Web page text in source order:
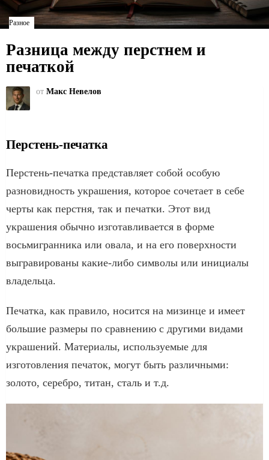
Разное
Разница между перстнем и
печаткой
от Макс Невелов
Перстень-печатка
Перстень-печатка представляет собой особую
разновидность украшения, которое сочетает в себе
черты как перстня, так и печатки. Этот вид
украшения обычно изготавливается в форме
восьмигранника или овала, и на его поверхности
выгравированы какие-либо символы или инициалы
владельца.
Печатка, как правило, носится на мизинце и имеет
большие размеры по сравнению с другими видами
украшений. Материалы, используемые для
изготовления печаток, могут быть различными:
золото, серебро, титан, сталь и т.д.